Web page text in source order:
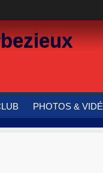
PHOTOS &